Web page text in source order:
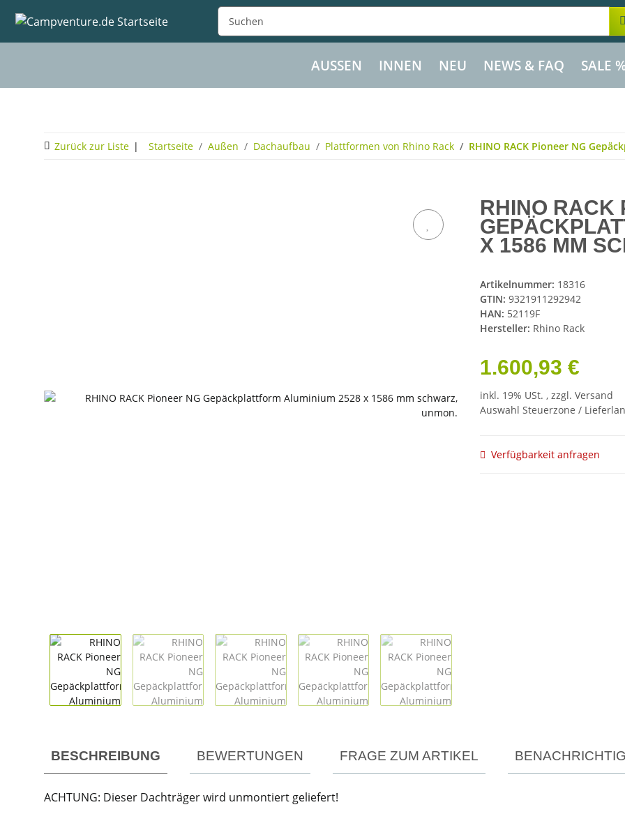
AUSSEN INNEN NEU NEWS & FAQ SALE
Zurück zur Liste Startseite Außen Dachaufbau Plattformen von Rhino Rack RHINO RACK Pioneer NG
RHINO RACK
X 1586 MM
Artikelnummer: 18316
GTIN: 9321911292942
HAN: 52119F
Hersteller: Rhino Rack
1.600,93 €
inkl. 19% USt. , zzgl. Versand
Auswahl Steuerzone /
Verfügbarkeit anfragen
BESCHREIBUNG BEWERTUNGEN FRAGE ZUM ARTIKEL
ACHTUNG: Dieser Dachträger wird unmontiert geliefert!